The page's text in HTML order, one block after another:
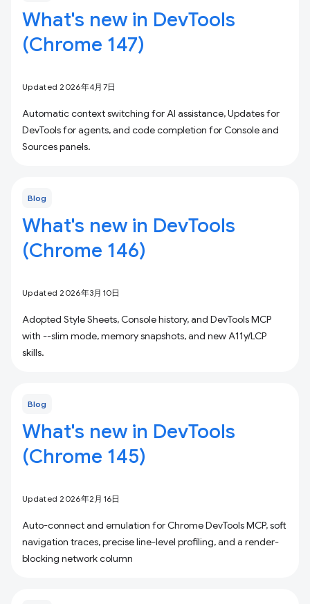
What's new in DevTools
(Chrome 147)
Updated 2026年4月7日
Automatic context switching for AI assistance, Updates for
DevTools for agents, and code completion for Console and
Sources panels.
Blog
What's new in DevTools
(Chrome 146)
Updated 2026年3月10日
Adopted Style Sheets, Console history, and DevTools MCP
with --slim mode, memory snapshots, and new A11y/LCP
skills.
Blog
What's new in DevTools
(Chrome 145)
Updated 2026年2月16日
Auto-connect and emulation for Chrome DevTools MCP, soft
navigation traces, precise line-level profiling, and a render-
blocking network column